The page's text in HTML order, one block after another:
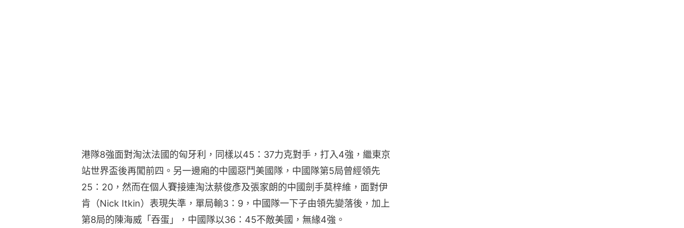
港隊8強面對淘汰法國的匈牙利，同樣以45：37力克對手，打入4強，繼東京
站世界盃後再闖前四。另一邊廂的中國惡鬥美國隊，中國隊第5局曾經領先
25：20，然而在個人賽接連淘汰蔡俊彥及張家朗的中國劍手莫梓維，面對伊
肯（Nick Itkin）表現失準，單局輸3：9，中國隊一下子由領先變落後，加上
第8局的陳海威「吞蛋」，中國隊以36：45不敵美國，無緣4強。